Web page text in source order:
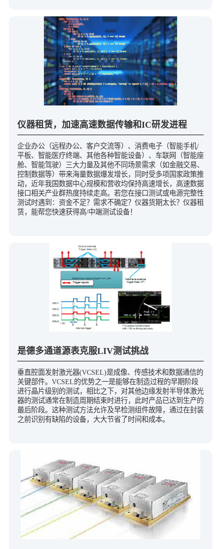
仪器租赁，加速高速数据传输和IC研发进程
企业办公（远程办公、客户交流等）、消费电子（智能手机/
平板、智能医疗终端、其他各种智能设备）、车联网（智能座
舱、智能驾驶）三大力量及其他不同场景需求（如金融交易、
控制数据等）带来海量数据爆发增长，同时受多项国家政策推
动，近年我国数据中心规模和营收均保持高速增长，高速数据
接口相关产业群热度持续走高。若您在接口测试或电源完整性
测试时遇到：资金不足？需求不确定？仪器货期太长？仪器租
赁，能帮您快速获得高/中端测试设备！
是德多通道源表克服LIV测试挑战
垂直腔面发射激光器(VCSEL)是成像、传感技术和数据通信的
关键部件。VCSEL的优势之一是能够在制造过程的早期阶段
进行晶片级别的测试，相比之下，对其他边缘发射半导体激光
器的测试通常在制造周期结束时进行，此时产品已达到生产的
最后阶段。这种测试方法允许及早检测组件故障，通过在封装
之前识别有缺陷的设备，大大节省了时间和成本。